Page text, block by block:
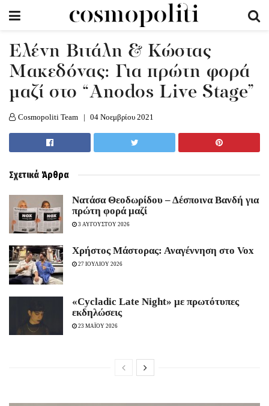
Ελένη Βιτάλη & Κώστας
Μακεδόνας: Για πρώτη φορά
μαζί στο “Anodos Live Stage”
Cosmopoliti Team 04 Νοεμβρίου 2021
Σχετικά Άρθρα
Νατάσα Θεοδωρίδου – Δέσποινα Βανδή για
πρώτη φορά μαζί
3 ΑΥΓΟΥΣΤΟΥ 2026
Χρήστος Μάστορας: Αναγέννηση στο Vox
27 ΙΟΥΛΙΟΥ 2026
«Cycladic Late Night» με πρωτότυπες
εκδηλώσεις
23 ΜΑΪΟΥ 2026